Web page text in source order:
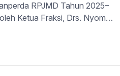
RPJMD Tahun 2025–
Ketua Fraksi, Drs. Nyoman
dalam sidang paripurna yang
Fraksi Nasional
Klungkung dan seluruh